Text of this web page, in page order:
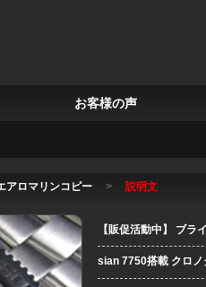
お客様の声
アロマリンコピー > 説明文
【販促活動中】 ブ
sian 7750搭載 クロ